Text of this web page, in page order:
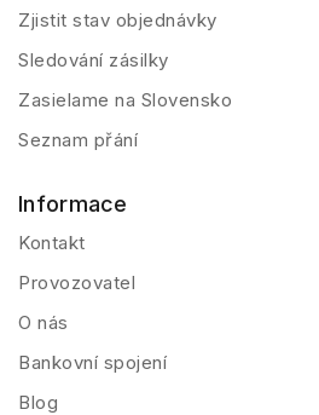
Zjistit stav objednávky
Sledování zásilky
Zasielame na Slovensko
Seznam přání
Informace
Kontakt
Provozovatel
O nás
Bankovní spojení
Blog